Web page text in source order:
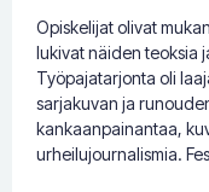
Opiskelijat olivat
lukivat näiden teoksia
Työpajatarjonta oli
sarjakuvan ja
kankaanpainantaa,
urheilujournalismia.